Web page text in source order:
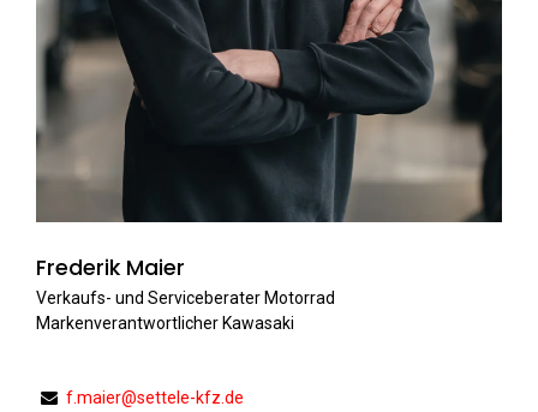
Frederik Maier
Verkaufs- und Serviceberater Motorrad
Markenverantwortlicher Kawasaki
f.maier@settele-kfz.de